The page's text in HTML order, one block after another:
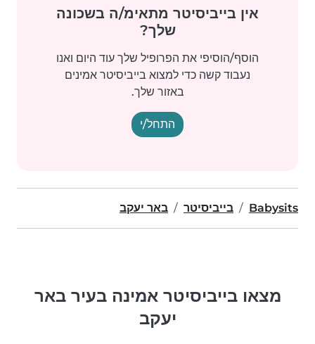
אין בייביסיטר מתאימ/ה בשכונה
שלך?
הוסף/הוסיפי את הפרופיל שלך עוד היום ואנו
נעבוד קשה כדי למצוא בייביסיטר אמינים
באזור שלך.
התחל/י
Babysits בייביסיטר באר יעקב
מצאו בייביסיטר אמינה בעיר באר
יעקב